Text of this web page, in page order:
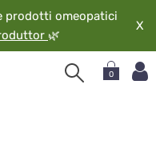
prodotti omeopatici
🌿
X
0